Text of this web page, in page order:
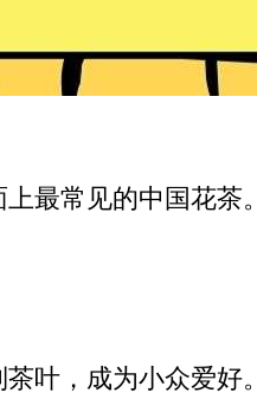
最常见的中国花茶。
叶，成为小众爱好。